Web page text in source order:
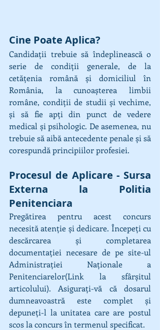
Cine Poate Aplica?
Candidații trebuie să îndeplinească o
serie de condiții generale, de la
cetățenia română și domiciliul în
România, la cunoașterea limbii
române, condiții de studii și vechime,
și să fie apți din punct de vedere
medical și psihologic. De asemenea, nu
trebuie să aibă antecedente penale și să
corespundă principiilor profesiei.
Procesul de Aplicare - Sursa
Externa la Politia
Penitenciara
Pregătirea pentru acest concurs
necesită atenție și dedicare. Începeți cu
descărcarea și completarea
documentației necesare de pe site-ul
Administraţiei Naţionale a
Penitenciarelor(Link la sfârșitul
articolului). Asigurați-vă că dosarul
dumneavoastră este complet și
depuneți-l la unitatea care are postul
scos la concurs în termenul specificat.